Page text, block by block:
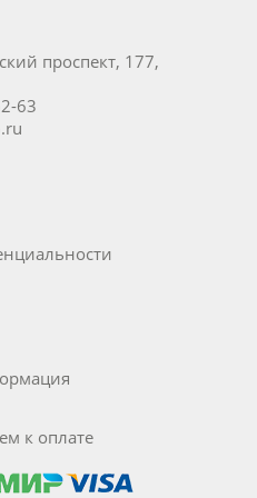
проспект, 177,
63
к оплате